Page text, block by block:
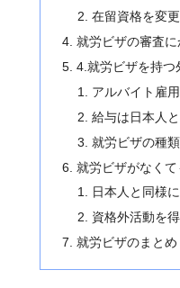
在留資格を変
就労ビザの審査に
4.就労ビザを持つ
アルバイト雇
給与は日本人
就労ビザの種
就労ビザがなく
日本人と同様
資格外活動を
就労ビザのまとめ